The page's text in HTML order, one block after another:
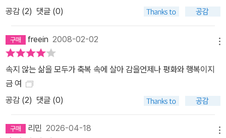
공감 (2) 댓글 (0)
freein 2008-02-02
속지 않는 삶을 모두가 축복 속에 살아 감을언제나 평화와 행복이지
금 여
공감 (2) 댓글 (0)
리민 2026-04-18